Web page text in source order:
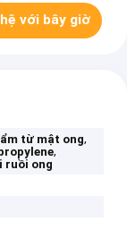
với bây giờ
từ mật ong,
,
ruồi ong